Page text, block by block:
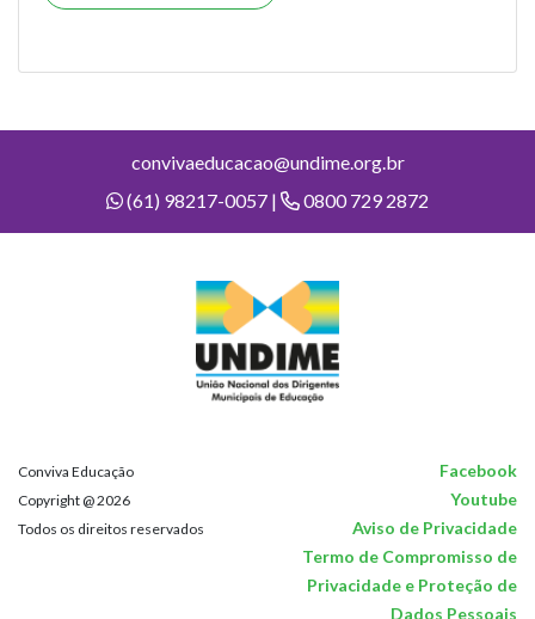
convivaeducacao@undime.org.br
(61) 98217-0057 |
0800 729 2872
Conviva Educação Facebook
Copyright @ 2026 Youtube
Todos os direitos reservados
Aviso de Privacidade
Termo de Compromisso de
Privacidade e Proteção de
Dados Pessoais